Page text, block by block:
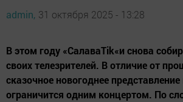
admin, 31 октября 2025 - 13:28
В этом году «СалаваTik«и снова
своих телезрителей. В отличие от
сказочное новогоднее
ограничится одним концертом. По